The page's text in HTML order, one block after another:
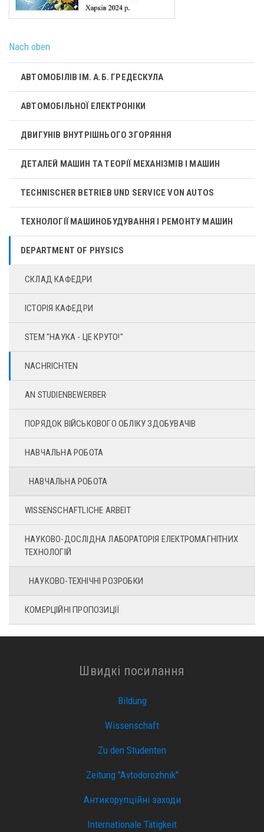
Nach oben
АВТОМОБІЛІВ ІМ. А.Б. ГРЕДЕСКУЛА
АВТОМОБІЛЬНОЇ ЕЛЕКТРОНІКИ
ДВИГУНІВ ВНУТРІШНЬОГО ЗГОРЯННЯ
ДЕТАЛЕЙ МАШИН ТА ТЕОРІЇ МЕХАНІЗМІВ І МАШИН
TECHNISCHER BETRIEB UND SERVICE VON AUTOS
ТЕХНОЛОГІЇ МАШИНОБУДУВАННЯ І РЕМОНТУ МАШИН
DEPARTMENT OF PHYSICS
СКЛАД КАФЕДРИ
ІСТОРІЯ КАФЕДРИ
STEM "НАУКА - ЦЕ КРУТО!"
NACHRICHTEN
AN STUDIENBEWERBER
ПОРЯДОК ВІЙСЬКОВОГО ОБЛІКУ ЗДОБУВАЧІВ
НАВЧАЛЬНА РОБОТА
НАВЧАЛЬНА РОБОТА
WISSENSCHAFTLICHE ARBEIT
НАУКОВО-ДОСЛІДНА ЛАБОРАТОРІЯ ЕЛЕКТРОМАГНІТНИХ
ТЕХНОЛОГІЙ
НАУКОВО-ТЕХНІЧНІ РОЗРОБКИ
КОМЕРЦІЙНІ ПРОПОЗИЦІЇ
Швидкі посилання
Bildung
Wissenschaft
Zu den Studenten
Zeitung "Avtodorozhnik"
Антикорупційні заходи
Internationale Tätigkeit